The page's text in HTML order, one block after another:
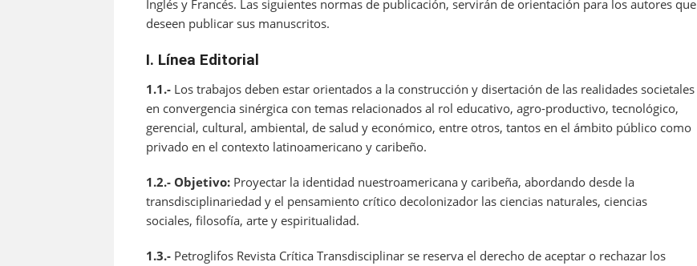
Inglés y Francés. Las siguientes normas de publicación, servirán de orientación para los autores que
deseen publicar sus manuscritos.
I. Línea Editorial
1.1.- Los trabajos deben estar orientados a la construcción y disertación de las realidades societales
en convergencia sinérgica con temas relacionados al rol educativo, agro-productivo, tecnológico,
gerencial, cultural, ambiental, de salud y económico, entre otros, tantos en el ámbito público como
privado en el contexto latinoamericano y caribeño.
1.2.- Objetivo: Proyectar la identidad nuestroamericana y caribeña, abordando desde la
transdisciplinariedad y el pensamiento crítico decolonizador las ciencias naturales, ciencias
sociales, filosofía, arte y espiritualidad.
1.3.- Petroglifos Revista Crítica Transdisciplinar se reserva el derecho de aceptar o rechazar los